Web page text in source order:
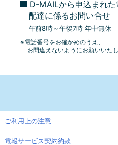
D-MAILから申込まれ
配達に係るお問い合せ
午前8時～午後7時 年中無休
※電話番号をお確かめのうえ、
お間違えないようにお願いいたし
ご利用上の注意
電報サービス契約約款